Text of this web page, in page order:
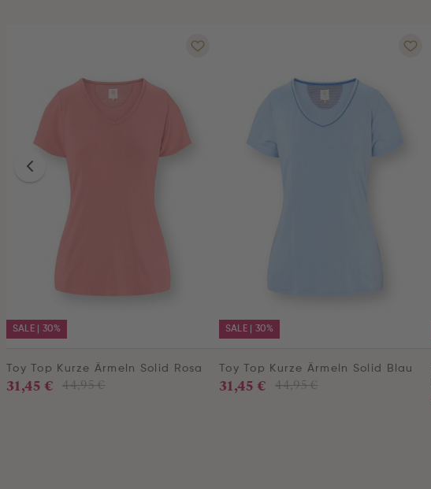
SALE | 30%
Toy Top Kurze Ärmeln Solid Rosa
44,95 €
31,45 €
SALE | 30%
Toy Top Kurze Ärmeln Solid Blau
44,95 €
31,45 €